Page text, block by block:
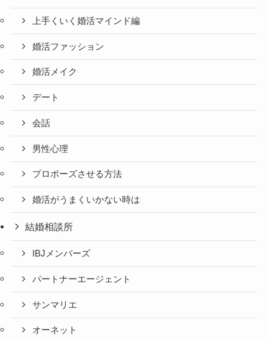
上手くいく婚活マインド編
婚活ファッション
婚活メイク
デート
会話
男性心理
プロポーズさせる方法
婚活がうまくいかない時は
結婚相談所
IBJメンバーズ
パートナーエージェント
サンマリエ
オーネット